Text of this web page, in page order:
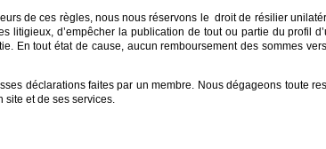
de ces règles, nous nous réservons le droit de résilier
litigieux, d’empêcher la publication de tout ou partie du profil
En tout état de cause, aucun remboursement des sommes
déclarations faites par un membre. Nous dégageons toute
site et de ses services.